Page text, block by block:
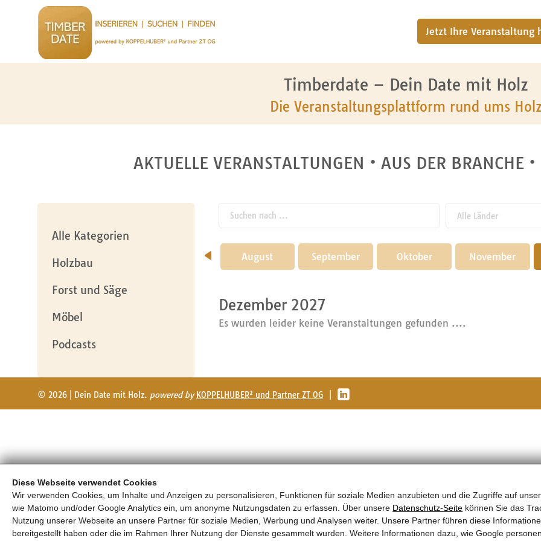
Diese Webseite verwendet Cookies
Wir verwenden Cookies, um Inhalte und Anzeigen zu personalisieren, Funktionen für soziale Medien anzubieten und die Zugriffe auf
wie Matomo und/oder Google Analytics ein, um anonyme Nutzungsdaten zu erfassen. Über unsere Datenschutz-Seite können Sie das
Nutzung unserer Webseite an unsere Partner für soziale Medien, Werbung und Analysen weiter. Unsere Partner führen diese
bereitgestellt haben oder die im Rahmen Ihrer Nutzung der Dienste gesammelt wurden. Weitere Informationen dazu, wie Google
Jetzt Ihre Veranstaltung
Timberdate – Dein Date mit Holz
Die Veranstaltungsplattform rund ums Holz
AKTUELLE VERANSTALTUNGEN • AUS DER BRANCHE
Alle Kategorien
Holzbau
Forst und Säge
Möbel
Podcasts
Suchen nach ...
pw_l
August September Oktober November
Dezember 2027
Es wurden leider keine Veranstaltungen gefunden ....
© 2026 | Dein Date mit Holz. powered by KOPPELHUBER² und Partner ZT OG